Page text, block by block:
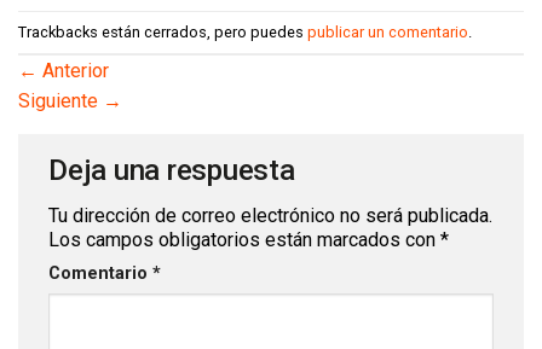
Trackbacks están cerrados, pero puedes publicar un comentario
← Anterior
Siguiente →
Deja una respuesta
Tu dirección de correo electrónico no será publicada.
Los campos obligatorios están marcados con *
Comentario *